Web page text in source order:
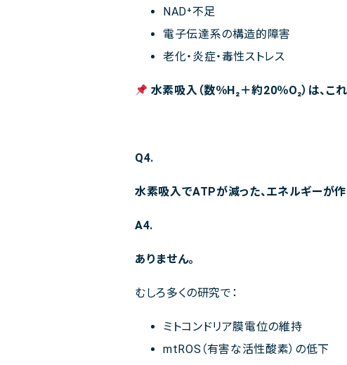
NAD⁺不足
電子伝達系の構造的障害
老化・炎症・毒性ストレス
水素吸入（数％H₂＋約20％O₂）は、こ
Q4.
水素吸入でATPが減った、エネルギーが
A4.
ありません。
むしろ多くの研究で：
ミトコンドリア膜電位の維持
mtROS（有害な活性酸素）の低下